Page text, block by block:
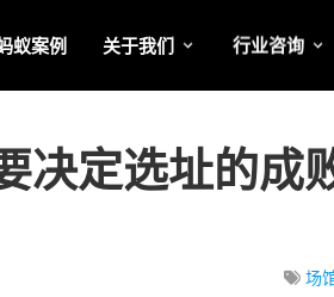
蚁案例 关于我们 行业咨询
决定选址的成
场